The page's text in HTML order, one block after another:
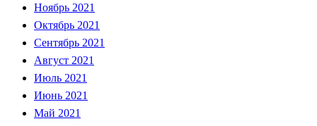
Ноябрь 2021
Октябрь 2021
Сентябрь 2021
Август 2021
Июль 2021
Июнь 2021
Май 2021